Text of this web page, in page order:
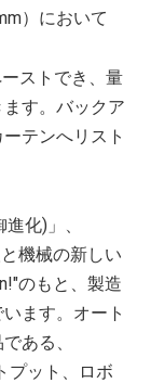
）において
ストでき、量
す。バックア
テンへリスト
進化) 」、
と機械の新しい
"のもと、製造
ます。オート
ある、
プット、ロボ